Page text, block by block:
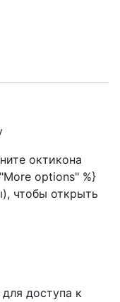
октикона
options" %}
чтобы открыть
для доступа к